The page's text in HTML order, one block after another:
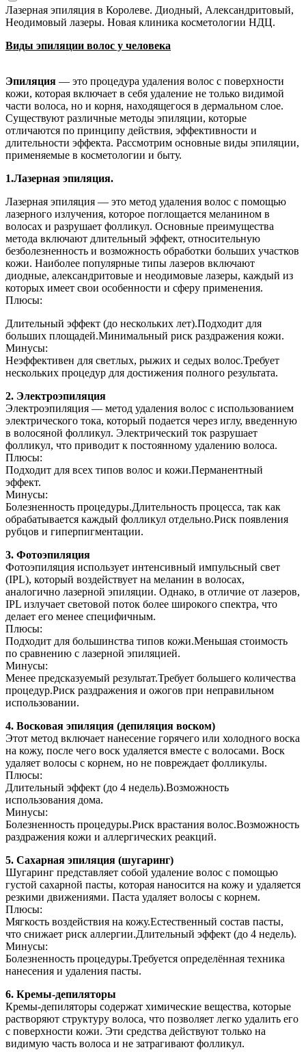
Лазерная эпиляция в Королеве. Диодный, Александритовый,
Неодимовый лазеры. Новая клиника косметологии НДЦ.
Виды эпиляции волос у человека
Эпиляция — это процедура удаления волос с поверхности
кожи, которая включает в себя удаление не только видимой
части волоса, но и корня, находящегося в дермальном слое.
Существуют различные методы эпиляции, которые
отличаются по принципу действия, эффективности и
длительности эффекта. Рассмотрим основные виды эпиляции,
применяемые в косметологии и быту.
1.Лазерная эпиляция.
Лазерная эпиляция — это метод удаления волос с помощью
лазерного излучения, которое поглощается меланином в
волосах и разрушает фолликул. Основные преимущества
метода включают длительный эффект, относительную
безболезненность и возможность обработки больших участков
кожи. Наиболее популярные типы лазеров включают
диодные, александритовые и неодимовые лазеры, каждый из
которых имеет свои особенности и сферу применения.
Плюсы:
Длительный эффект (до нескольких лет).Подходит для
больших площадей.Минимальный риск раздражения кожи.
Минусы:
Неэффективен для светлых, рыжих и седых волос.Требует
нескольких процедур для достижения полного результата.
2. Электроэпиляция
Электроэпиляция — метод удаления волос с использованием
электрического тока, который подается через иглу, введенную
в волосяной фолликул. Электрический ток разрушает
фолликул, что приводит к постоянному удалению волоса.
Плюсы:
Подходит для всех типов волос и кожи.Перманентный
эффект.
Минусы:
Болезненность процедуры.Длительность процесса, так как
обрабатывается каждый фолликул отдельно.Риск появления
рубцов и гиперпигментации.
3. Фотоэпиляция
Фотоэпиляция использует интенсивный импульсный свет
(IPL), который воздействует на меланин в волосах,
аналогично лазерной эпиляции. Однако, в отличие от лазеров,
IPL излучает световой поток более широкого спектра, что
делает его менее специфичным.
Плюсы:
Подходит для большинства типов кожи.Меньшая стоимость
по сравнению с лазерной эпиляцией.
Минусы:
Менее предсказуемый результат.Требует большего количества
процедур.Риск раздражения и ожогов при неправильном
использовании.
4. Восковая эпиляция (депиляция воском)
Этот метод включает нанесение горячего или холодного воска
на кожу, после чего воск удаляется вместе с волосами. Воск
удаляет волосы с корнем, но не повреждает фолликулы.
Плюсы:
Длительный эффект (до 4 недель).Возможность
использования дома.
Минусы:
Болезненность процедуры.Риск врастания волос.Возможность
раздражения кожи и аллергических реакций.
5. Сахарная эпиляция (шугаринг)
Шугаринг представляет собой удаление волос с помощью
густой сахарной пасты, которая наносится на кожу и удаляется
резкими движениями. Паста удаляет волосы с корнем.
Плюсы:
Мягкость воздействия на кожу.Естественный состав пасты,
что снижает риск аллергии.Длительный эффект (до 4 недель).
Минусы:
Болезненность процедуры.Требуется определённая техника
нанесения и удаления пасты.
6. Кремы-депиляторы
Кремы-депиляторы содержат химические вещества, которые
растворяют структуру волоса, что позволяет легко удалить его
с поверхности кожи. Эти средства действуют только на
видимую часть волоса и не затрагивают фолликул.